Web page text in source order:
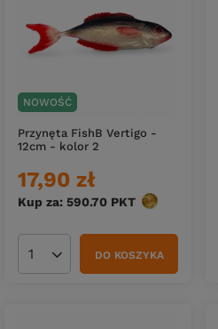
NOWOŚĆ
Przynęta FishB Vertigo -
12cm - kolor 2
17,90 zł
Kup za: 590.70 PKT punktów
Ilość produktówDO KOSZYKA